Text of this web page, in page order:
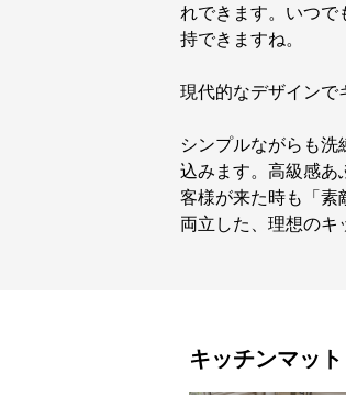
れできます。いつで
持できますね。
現代的なデザインで
シンプルながらも
込みます。高級感あ
客様が来た時も「素
両立した、理想のキ
キッチンマット